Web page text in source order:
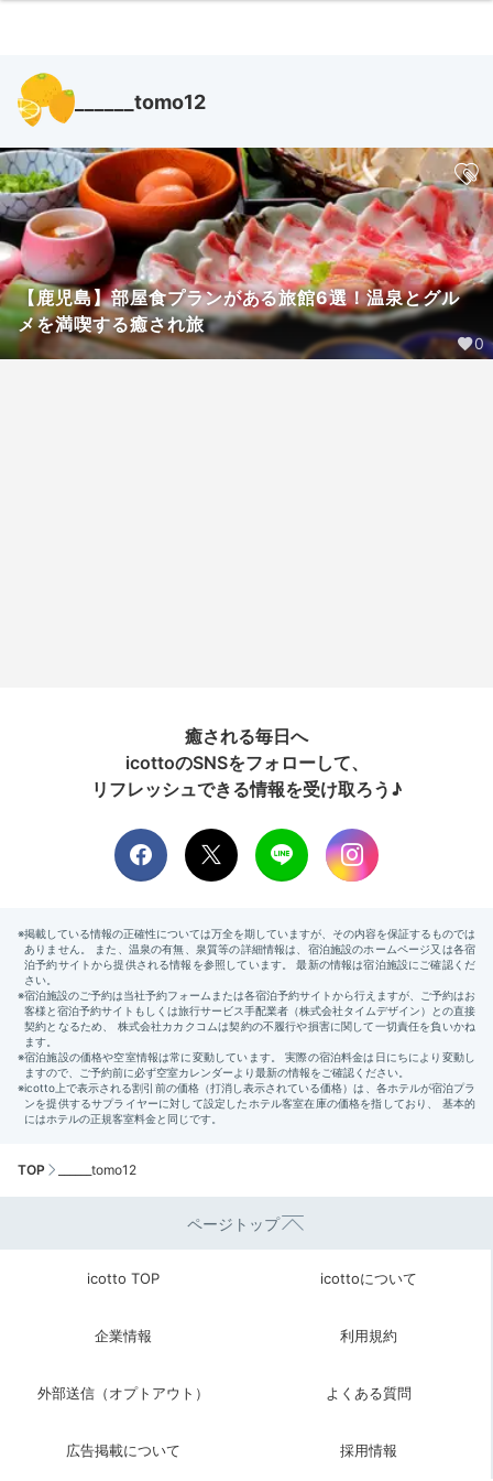
______tomo12
【鹿児島】部屋食プランがある旅館6選！温泉とグル
メを満喫する癒され旅
0
癒される毎日へ
icottoのSNSをフォローして、
リフレッシュできる情報を受け取ろう♪
TOP ______tomo12
ページトップ
icotto TOP icottoについて
企業情報 利用規約
外部送信（オプトアウト） よくある質問
広告掲載について 採用情報